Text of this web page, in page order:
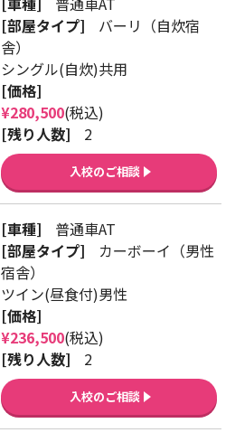
[部屋タイプ]
バーリ（自炊宿
舎）
シングル(自炊)共用
[価格]
¥280,500(税込)
[残り人数]
2
入校のご相談
[車種]
普通車AT
[部屋タイプ]
カーボーイ（男性
宿舎）
ツイン(昼食付)男性
[価格]
¥236,500(税込)
[残り人数]
2
入校のご相談